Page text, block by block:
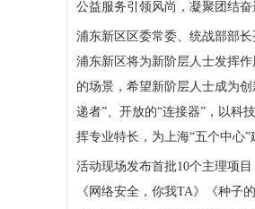
公益服务引领风尚，凝聚团结奋
浦东新区区委常委、统战部部长
浦东新区将为新阶层人士发挥
的场景，希望新阶层人士成为
递者”、开放的“连接器”，以科
挥专业特长，为上海“五个中心”
活动现场发布首批10个主理项目
《网络安全，你我TA》《种子